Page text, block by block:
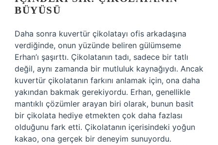
BÜYÜSÜ
Daha sonra kuvertür çikolatayı ofis arkadaşına
verdiğinde, onun yüzünde beliren gülümseme
Erhan’ı şaşırttı. Çikolatanın tadı, sadece bir tatlı
değil, aynı zamanda bir mutluluk kaynağıydı. Ancak
kuvertür çikolatanın farkını anlamak için, ona daha
yakından bakmak gerekiyordu. Erhan, genellikle
mantıklı çözümler arayan biri olarak, bunun basit
bir çikolata hediye etmekten çok daha fazlası
olduğunu fark etti. Çikolatanın içerisindeki yoğun
kakao, ona gerçek bir deneyim sunuyordu.